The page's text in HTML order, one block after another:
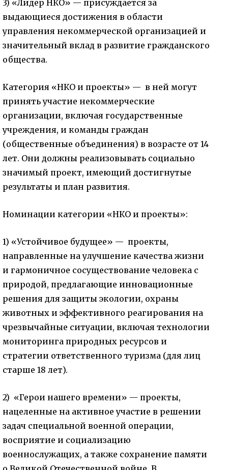
3) «Лидер НКО» — присуждается за
выдающиеся достижения в области
управления некоммерческой организацией и
значительный вклад в развитие гражданского
общества.
Категория «НКО и проекты» — в ней могут
принять участие некоммерческие
организации, включая государственные
учреждения, и команды граждан
(общественные объединения) в возрасте от 14
лет. Они должны реализовывать социально
значимый проект, имеющий достигнутые
результаты и план развития.
Номинации категории «НКО и проекты»:
1) «Устойчивое будущее» — проекты,
направленные на улучшение качества жизни
и гармоничное сосуществование человека с
природой, предлагающие инновационные
решения для защиты экологии, охраны
животных и эффективного реагирования на
чрезвычайные ситуации, включая технологии
мониторинга природных ресурсов и
стратегии ответственного туризма (для лиц
старше 18 лет).
2) «Герои нашего времени» — проекты,
нацеленные на активное участие в решении
задач специальной военной операции,
восприятие и социализацию
военнослужащих, а также сохранение памяти